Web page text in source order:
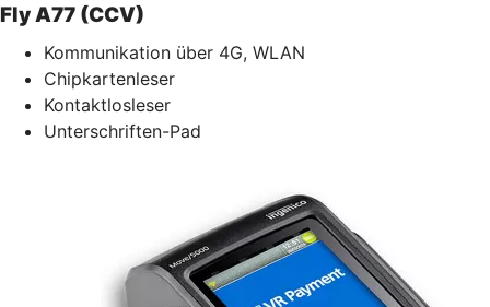
Fly A77 (CCV)
Kommunikation über 4G, WLAN
Chipkartenleser
Kontaktlosleser
Unterschriften-Pad